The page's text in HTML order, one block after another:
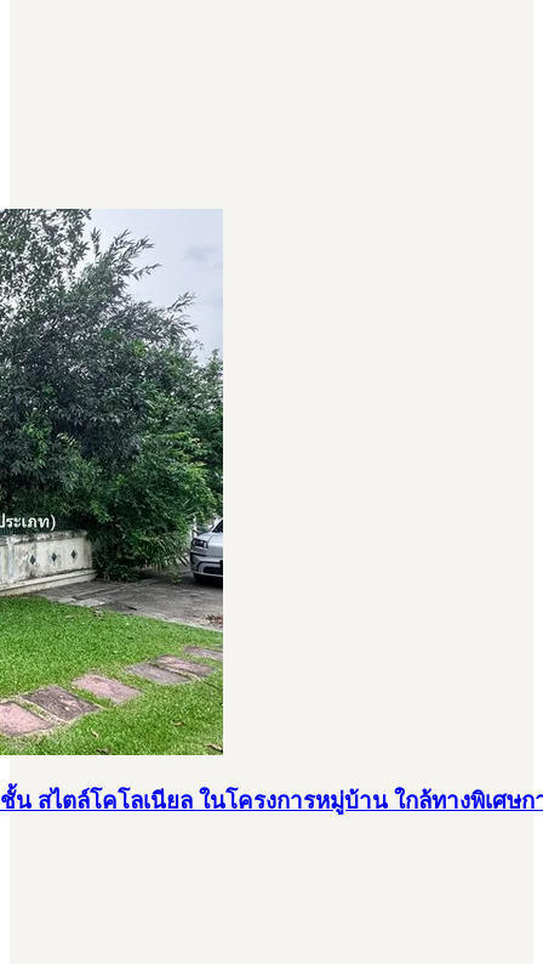
น สไตล์โคโลเนียล ในโครงการหมู่บ้าน ใกล้ทางพิเศษ